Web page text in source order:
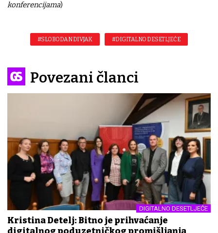
konferencijama)
#SLOBODAN DIVJAK #DIGITALNO DESETLJEĆE
Povezani članci
DIGITALNO DESETLJEĆE
Kristina Detelj: Bitno je prihvaćanje